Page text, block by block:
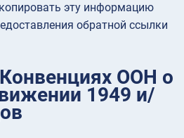
эту информацию
обратной ссылки
ООН о
1949 и/